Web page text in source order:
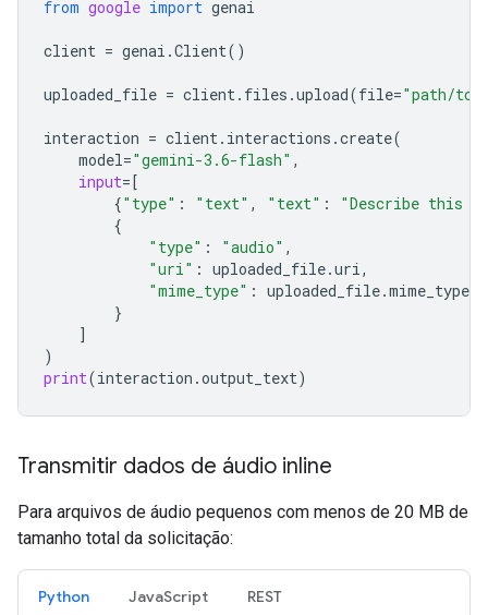
from google import genai
client = genai .Client()
uploaded_file = client . files .upload(file="path/to/
interaction = client . interactions .create(
model="gemini-3.6-flash" ,
input=[
{"type" : "text" , "text" :
"Describe this
{
"type" : "audio" ,
"uri" : uploaded_file.uri ,
"mime_type" : uploaded_file.mime_type
}
]
)
print(interaction .output_text)
Transmitir dados de áudio inline
Para arquivos de áudio pequenos com menos de 20 MB de
tamanho total da solicitação:
Python JavaScript REST